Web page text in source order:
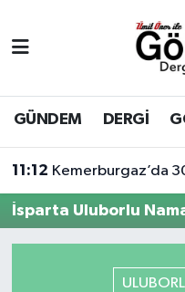
GÜNDEM DERGİ
11:12 Kemerburgaz’da 30
İsparta Uluborlu
BİLİM
DERGİ
DÜNYA
Eyüpsultan Hava
Eyüpsultan Trafik
Süper Lig Puan
Tüm Manşetler